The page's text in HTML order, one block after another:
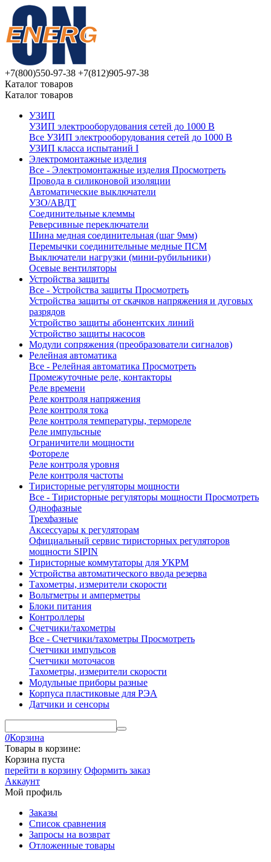
+7(800)550-97-38 +7(812)905-97-38
Каталог товаров
Каталог товаров
УЗИП
УЗИП электрооборудования сетей до 1000 В
Все УЗИП электрооборудования сетей до 1000 В
УЗИП клaссa испытаний I
Электромонтажные изделия
Все - Электромонтажные изделия Просмотреть
Провода в силиконовой изоляции
Автоматические выключатели
УЗО/АВДТ
Соединительные клеммы
Реверсивные переключатели
Шина медная соединительная (шаг 9мм)
Перемычки соединительные медные ПСМ
Выключатели нагрузки (мини-рубильники)
Осевые вентиляторы
Устройства защиты
Все - Устройства защиты Просмотреть
Устройства защиты от скачков напряжения и дуговых
разрядов
Устройство защиты абонентских линий
Устройство защиты насосов
Модули сопряжения (преобразователи сигналов)
Релейная автоматика
Все - Релейная автоматика Просмотреть
Промежуточные реле, контакторы
Реле времени
Реле контроля напряжения
Реле контроля тока
Реле контроля температуры, термореле
Реле импульсные
Ограничители мощности
Фотореле
Реле контроля уровня
Реле контроля частоты
Тиристорные регуляторы мощности
Все - Тиристорные регуляторы мощности Просмотреть
Однофазные
Трехфазные
Аксессуары к регуляторам
Официальный сервис тиристорных регуляторов
мощности SIPIN
Тиристорные коммутаторы для УКРМ
Устройства автоматического ввода резерва
Тахометры, измерители скорости
Вольтметры и амперметры
Блоки питания
Контроллеры
Счетчики/тахометры
Все - Счетчики/тахометры Просмотреть
Счетчики импульсов
Счетчики моточасов
Тахометры, измерители скорости
Модульные приборы разные
Корпуса пластиковые для РЭА
Датчики и сенсоры
0Корзина
Товары в корзине:
Корзина пуста
перейти в корзину Оформить заказ
Аккаунт
Мой профиль
Заказы
Список сравнения
Запросы на возврат
Отложенные товары